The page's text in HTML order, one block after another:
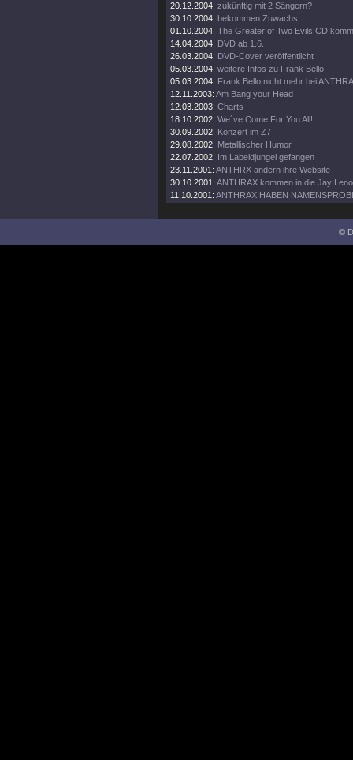
20.12.2004: zukünftig mit 2 Sängern?
30.10.2004: bekommen Zuwachs
01.10.2004: The Greater of Two Evils CD
14.04.2004: DVD ab 1.6.
26.03.2004: DVD-Cover veröffentlicht
05.03.2004: weitere Infos zu Frank Bello
05.03.2004: Frank Bello nicht mehr bei
12.11.2003: Am Bang your Head
12.03.2003: Charts
18.10.2002: We´ve Come For You All!
30.09.2002: Konzert im Z7
29.08.2002: Metallischer Humor
22.07.2002: Im Labeldjungel gefangen
23.11.2001: ANTHRX ändern ihre Website
30.10.2001: ANTHRAX kommen in die Jay
11.10.2001: ANTHRAX HABEN
©